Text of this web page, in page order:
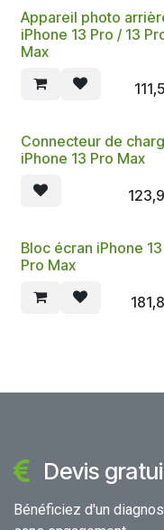
Appareil photo
iPhone 13 Pro / 13
Max
Connecteur de
iPhone 13 Pro Max
Bloc écran iPhone 13
Pro Max
Devis
Bénéficiez d'un